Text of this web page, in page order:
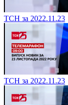
ТСН за 2022.11.23
ТСН за 2022.11.23